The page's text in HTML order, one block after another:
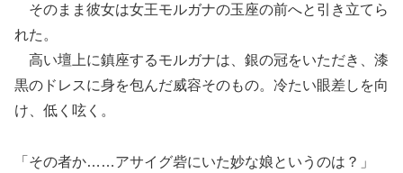
そのまま彼女は女王モルガナの玉座の前へと引き立てら
れた。
高い壇上に鎮座するモルガナは、銀の冠をいただき、漆
黒のドレスに身を包んだ威容そのもの。冷たい眼差しを向
け、低く呟く。
「その者か……アサイグ砦にいた妙な娘というのは？」